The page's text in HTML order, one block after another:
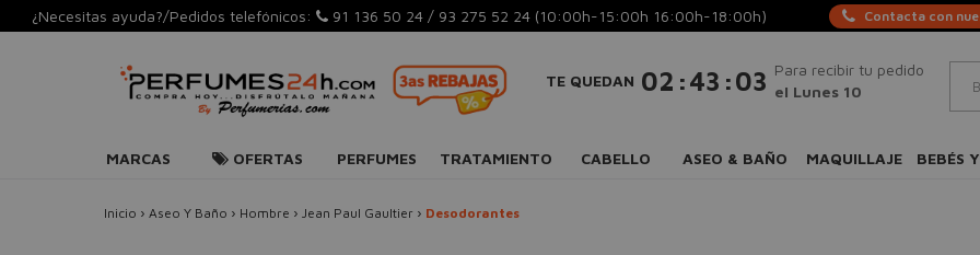
¿Necesitas ayuda?/Pedidos telefónicos: 91 136 50 24 / 93 275 52 24 (10:00h-15:00h 16:00h-18:00h) Contacta con
TE QUEDAN 02 :43 :03 Para recibir tu pedido
el Lunes 10
MARCAS OFERTAS PERFUMES TRATAMIENTO CABELLO ASEO & BAÑO MAQUILLAJE BEBÉS
Inicio › Aseo Y Baño › Hombre › Jean Paul Gaultier › Desodorantes